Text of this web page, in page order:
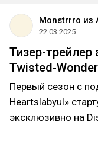
Monstrrro из
22.03.2025
Тизер-трейлер
Twisted-
Первый сезон с
Heartslabyul»
эксклюзивно на